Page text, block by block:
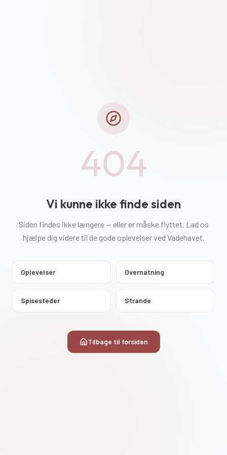
404
Vi kunne ikke finde siden
Siden findes ikke længere — eller er måske flyttet. Lad os
hjælpe dig videre til de gode oplevelser ved Vadehavet.
Oplevelser Overnatning
Spisesteder Strande
Tilbage til forsiden